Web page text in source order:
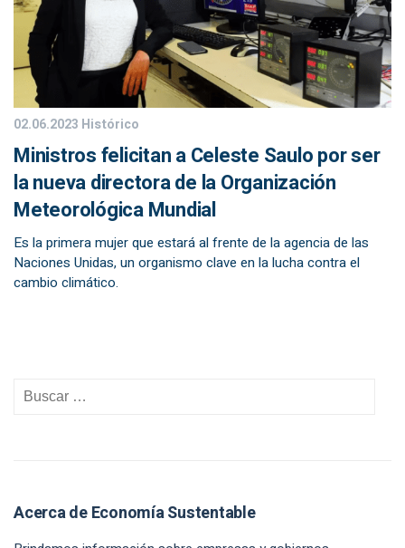
02.06.2023 Histórico
Ministros felicitan a Celeste Saulo por ser
la nueva directora de la Organización
Meteorológica Mundial
Es la primera mujer que estará al frente de la agencia de las
Naciones Unidas, un organismo clave en la lucha contra el
cambio climático.
Acerca de Economía Sustentable